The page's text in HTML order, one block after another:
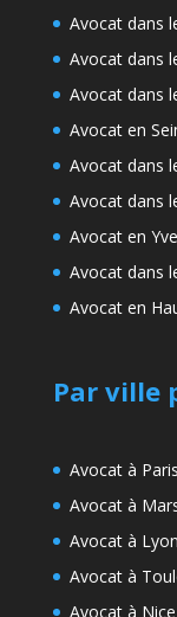
Avocat dans
Avocat dans
Avocat dans
Avocat en
Avocat dans
Avocat dans
Avocat en
Avocat dans
Avocat en
Par ville
Avocat à Paris
Avocat à
Avocat à Lyon
Avocat à
Avocat à Nice